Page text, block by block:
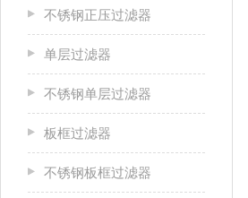
不锈钢正压过滤器
单层过滤器
不锈钢单层过滤器
板框过滤器
不锈钢板框过滤器